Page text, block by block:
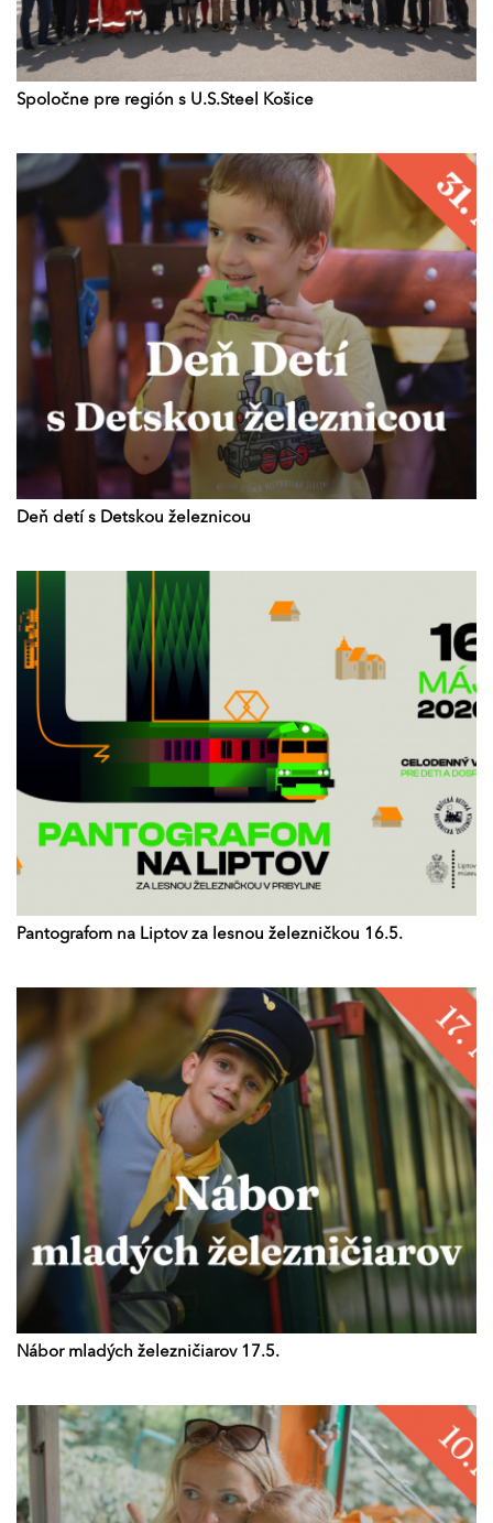
Spoločne pre región s U.S.Steel Košice
Deň detí s Detskou železnicou
Pantografom na Liptov za lesnou železničkou 16.5.
Nábor mladých železničiarov 17.5.